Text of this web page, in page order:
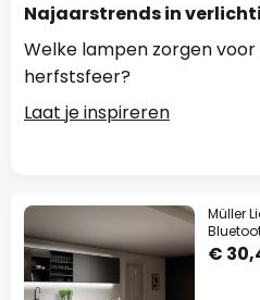
Najaarstrends in
Welke lampen zorgen
herfstsfeer?
Laat je inspireren
Müller
€